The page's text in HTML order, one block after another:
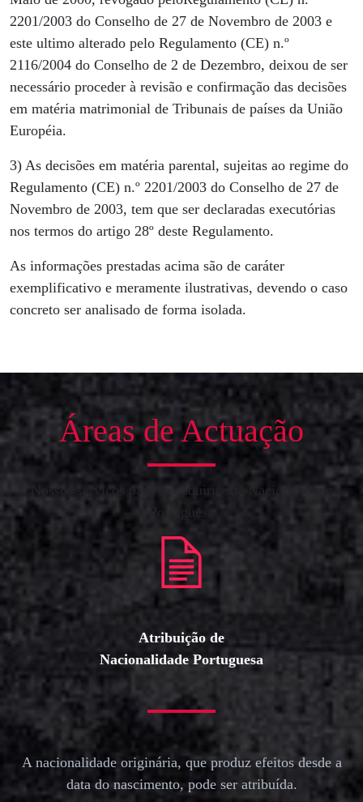
2201/2003 do Conselho de 27 de Novembro de 2003 e
este ultimo alterado pelo Regulamento (CE) n.º
2116/2004 do Conselho de 2 de Dezembro, deixou de ser
necessário proceder à revisão e confirmação das decisões
em matéria matrimonial de Tribunais de países da União
Européia.
3) As decisões em matéria parental, sujeitas ao regime do
Regulamento (CE) n.º 2201/2003 do Conselho de 27 de
Novembro de 2003, tem que ser declaradas executórias
nos termos do artigo 28º deste Regulamento.
As informações prestadas acima são de caráter
exemplificativo e meramente ilustrativas, devendo o caso
concreto ser analisado de forma isolada.
Áreas de Actuação
Nossos serviços para se adquirir sua Nacionalidade
Portuguesa
Atribuição de
Nacionalidade Portuguesa
A nacionalidade originária, que produz efeitos desde a
data do nascimento, pode ser atribuída.